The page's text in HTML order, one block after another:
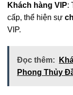
Khách hàng VIP:
cấp, thể hiện sự
VIP.
Đọc thêm:
Phong Thủy